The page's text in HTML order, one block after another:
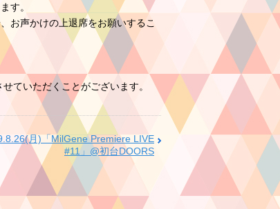
す。
お声かけの上退席をお願いするこ
ていただくことがございます。
月)「MilGene Premiere LIVE
#11」@初台DOORS